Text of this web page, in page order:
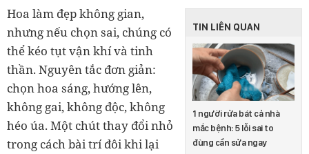
TIN LIÊN QUAN
1 người rửa bát cả nhà
mắc bệnh: 5 lỗi sai to
đùng cần sửa ngay
Hoa làm đẹp không gian,
nhưng nếu chọn sai, chúng có
thểkéo tụt vận khí và tinh
thần. Nguyên tắc đơn giản:
chọn hoa sáng, hướng lên,
không gai, không độc, không
héo úa. Một chút thay đổi nhỏ
trong cách bài trí đôi khi lại